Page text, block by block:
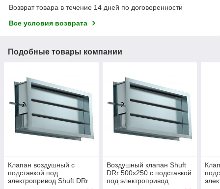
Возврат товара в течение 14 дней по договоренности
Все условия возврата
Подобные товары компании
Клапан воздушный с
подставкой под
электропривод Shuft DRr
Воздушный клапан Shuft
DRr 500х250 с подставкой
под электропривод